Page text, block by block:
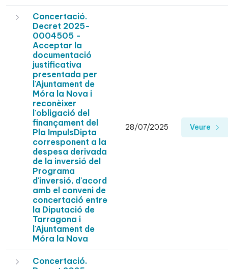
Concertació.
Decret 2025-
0004505 -
Acceptar la
documentació
justificativa
presentada per
l'Ajuntament de
Móra la Nova i
reconèixer
l'obligació del
finançament del
Pla ImpulsDipta
corresponent a la
despesa derivada
de la inversió del
Programa
d'inversió, d'acord
amb el conveni de
concertació entre
la Diputació de
Tarragona i
l'Ajuntament de
Móra la Nova
28/07/2025 Veure
Concertació.